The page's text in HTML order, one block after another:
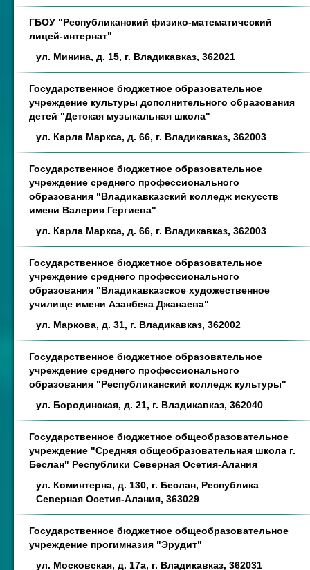
ГБОУ "Республиканский физико-математический
лицей-интернат"
ул. Минина, д. 15, г. Владикавказ, 362021
Государственное бюджетное образовательное
учреждение культуры дополнительного образования
детей "Детская музыкальная школа"
ул. Карла Маркса, д. 66, г. Владикавказ, 362003
Государственное бюджетное образовательное
учреждение среднего профессионального
образования "Владикавказский колледж искусств
имени Валерия Гергиева"
ул. Карла Маркса, д. 66, г. Владикавказ, 362003
Государственное бюджетное образовательное
учреждение среднего профессионального
образования "Владикавказское художественное
училище имени Азанбека Джанаева"
ул. Маркова, д. 31, г. Владикавказ, 362002
Государственное бюджетное образовательное
учреждение среднего профессионального
образования "Республиканский колледж культуры"
ул. Бородинская, д. 21, г. Владикавказ, 362040
Государственное бюджетное общеобразовательное
учреждение "Средняя общеобразовательная школа г.
Беслан" Республики Северная Осетия-Алания
ул. Коминтерна, д. 130, г. Беслан, Республика
Северная Осетия-Алания, 363029
Государственное бюджетное общеобразовательное
учреждение прогимназия "Эрудит"
ул. Московская, д. 17а, г. Владикавказ, 362031